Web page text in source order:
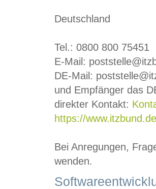
Deutschland
Tel.: 0800 800 75451
E-Mail:
DE-Mail:
und Empfänger das
direkter Kontakt:
https://
Bei Anregungen,
wenden.